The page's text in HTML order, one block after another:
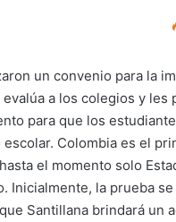
un convenio para la
evalúa a los colegios y
para que los
Colombia es el
el momento solo
Inicialmente, la prueba
Santillana brindará un